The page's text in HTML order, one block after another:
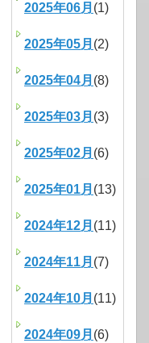
2025年06月 (1)
2025年05月 (2)
2025年04月 (8)
2025年03月 (3)
2025年02月 (6)
2025年01月 (13)
2024年12月 (11)
2024年11月 (7)
2024年10月 (11)
2024年09月 (6)